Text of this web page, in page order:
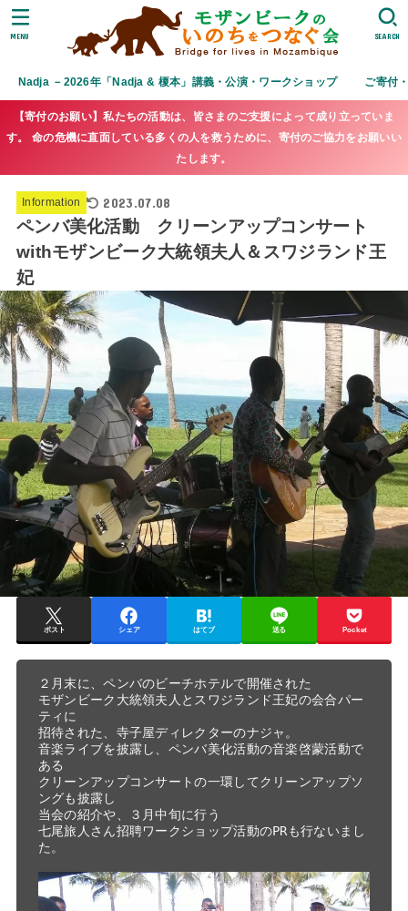
Nadja －2026年「Nadja & 榎本」講義・公演・ワークショップ ご寄付
SEARCH
MENU
【寄付のお願い】私たちの活動は、皆さまのご支援によって成り立っていま
す。 命の危機に直面している多くの人を救うために、寄付のご協力をお願いい
たします。
Information 2023.07.08
ペンバ美化活動 クリーンアップコンサート
withモザンビーク大統領夫人＆スワジランド王
妃
ポスト シェア はてブ 送る Pocket
２月末に、ペンバのビーチホテルで開催された
モザンビーク大統領夫人とスワジランド王妃の会合パー
ティに
招待された、寺子屋ディレクターのナジャ。
音楽ライブを披露し、ペンバ美化活動の音楽啓蒙活動で
ある
クリーンアップコンサートの一環してクリーンアップソ
ングも披露し
当会の紹介や、３月中旬に行う
七尾旅人さん招聘ワークショップ活動のPRも行ないまし
た。